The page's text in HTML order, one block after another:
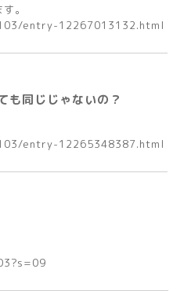
。
entry-12267013132.html
も同じじゃないの？
entry-12265348387.html